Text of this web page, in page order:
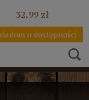
32,99 zł
o dostępności